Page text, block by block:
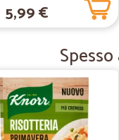
5,99 €